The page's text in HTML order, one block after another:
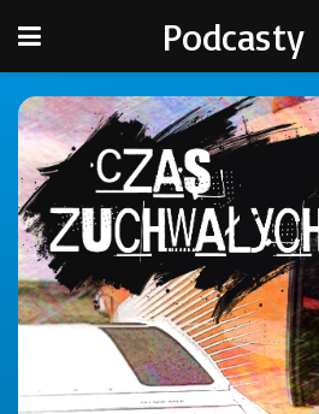
Podcasty